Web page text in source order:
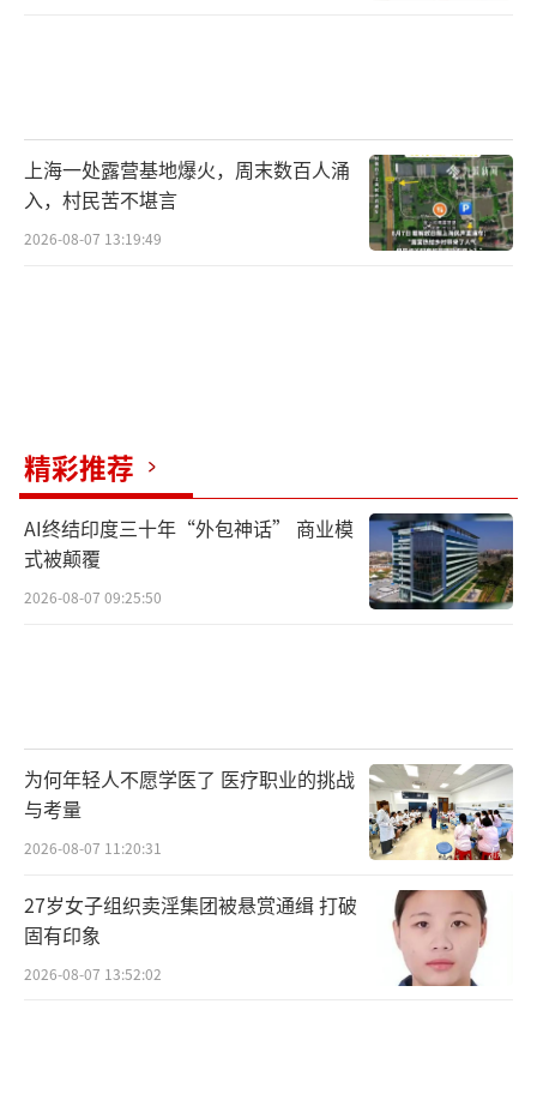
上海一处露营基地爆火，周末数百人涌
入，村民苦不堪言
2026-08-07 13:19:49
精彩推荐
AI终结印度三十年“外包神话” 商业模
式被颠覆
2026-08-07 09:25:50
为何年轻人不愿学医了 医疗职业的挑战
与考量
2026-08-07 11:20:31
27岁女子组织卖淫集团被悬赏通缉 打破
固有印象
2026-08-07 13:52:02